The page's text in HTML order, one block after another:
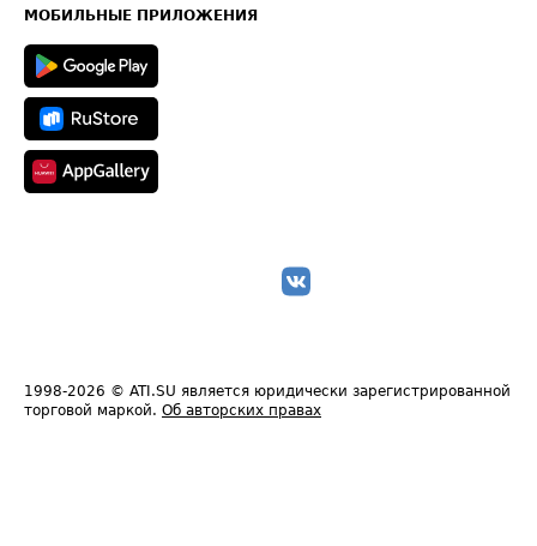
Техническая информация
МОБИЛЬНЫЕ ПРИЛОЖЕНИЯ
1998-2026 © ATI.SU является юридически зарегистрированной
торговой маркой. Об авторских правах